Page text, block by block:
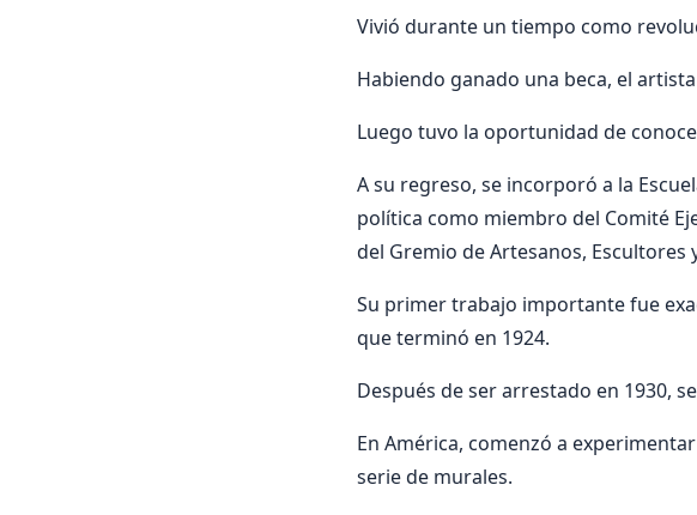
Vivió durante un tiempo como
Habiendo ganado una beca, el
Luego tuvo la oportunidad de
A su regreso, se incorporó a la
política como miembro del Comité
del Gremio de Artesanos, Escultores
Su primer trabajo importante fue
que terminó en 1924.
Después de ser arrestado en 1930,
En América, comenzó a
serie de murales.